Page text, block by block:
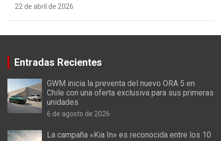
22 de abril de 2026
Entradas Recientes
GWM inicia la preventa del nuevo ORA 5 en
Chile con una oferta exclusiva para sus primeras
unidades
6 de agosto de 2026
La campaña «Kia In» es reconocida entre los 10